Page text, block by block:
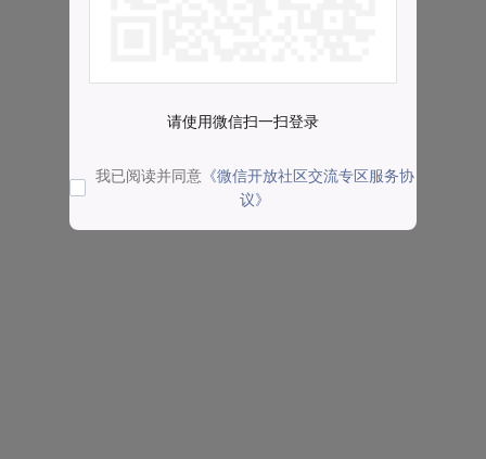
请使用微信扫一扫登录
我已阅读并同意 《微信开放社区交流专区服务协
议》